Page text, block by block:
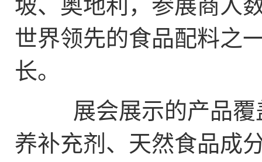
坡、奥地利，参展商人
世界领先的食品配料之
长。
展会展示的产品覆
养补充剂、天然食品成